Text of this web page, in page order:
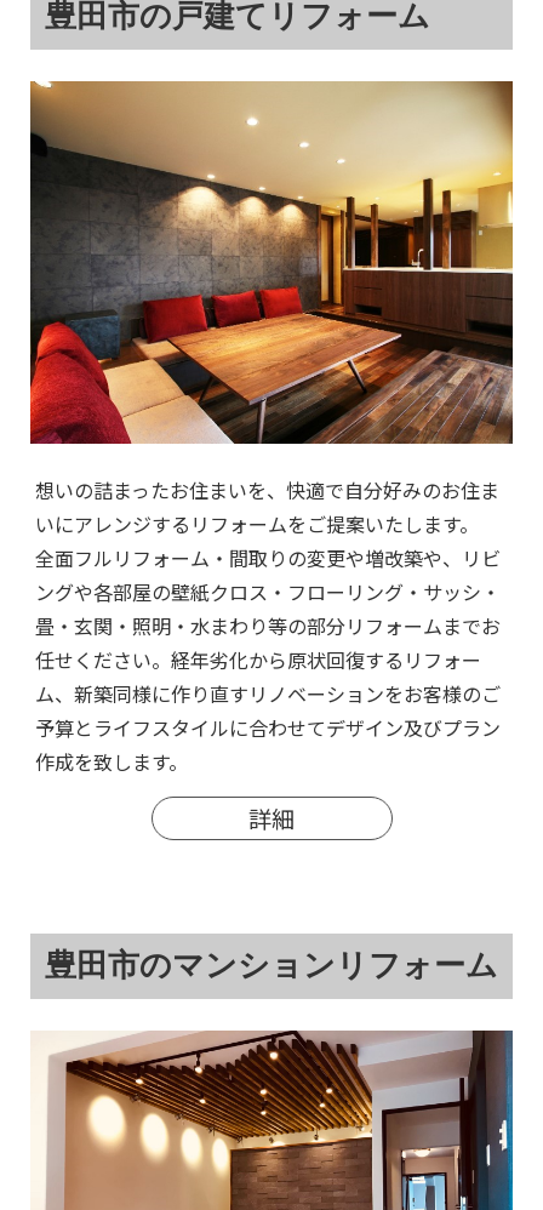
豊田市の戸建てリフォーム
想いの詰まったお住まいを、快適で自分好みのお住ま
いにアレンジするリフォームをご提案いたします。
全面フルリフォーム・間取りの変更や増改築や、リビ
ングや各部屋の壁紙クロス・フローリング・サッシ・
畳・玄関・照明・水まわり等の部分リフォームまでお
任せください。経年劣化から原状回復するリフォー
ム、新築同様に作り直すリノベーションをお客様のご
予算とライフスタイルに合わせてデザイン及びプラン
作成を致します。
詳細
豊田市のマンションリフォーム